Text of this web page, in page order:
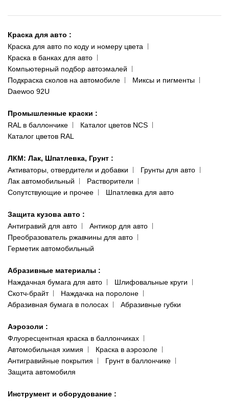
093 611-39-23
(ориентир: Интайм №40)
Одесса
пр-т Акад. Глушко, 29
066 554-97-70
Доставка и оплата
Сотрудничество
Наши публикации
Публичная оферта
Политика конфиденциальности
Краска для авто :
Краска для авто по коду и номеру цвета
Краска в банках для авто
Компьютерный подбор автоэмалей
Подкраска сколов на автомобиле
Миксы и пигменты
Daewoo 92U
Промышленные краски :
RAL в баллончике
Каталог цветов NCS
Каталог цветов RAL
ЛКМ: Лак, Шпатлевка, Грунт :
Активаторы, отвердители и добавки
Грунты для авто
Лак автомобильный
Растворители
Сопутствующие и прочее
Шпатлевка для авто
Защита кузова авто :
Антигравий для авто
Антикор для авто
Преобразователь ржавчины для авто
Герметик автомобильный
Абразивные материалы :
Наждачная бумага для авто
Шлифовальные круги
Скотч-брайт
Наждачка на поролоне
Абразивная бумага в полосах
Абразивные губки
Аэрозоли :
Флуоресцентная краска в баллончиках
Автомобильная химия
Краска в аэрозоле
Антигравийные покрытия
Грунт в баллончике
Защита автомобиля
Инструмент и оборудование :